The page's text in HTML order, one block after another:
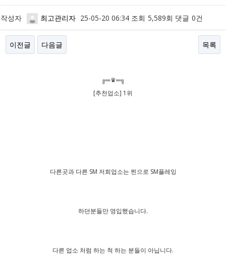
작성자 최고관리자 25-05-20 06:34 조회 5,589회 댓글 0건
이전글 다음글 목록
╔═♛═╗
[추천업소] 1위
다른곳과 다른 SM 저희업소는 찐으로 SM플레잉
하던분들만 영입했습니다.
다른 업소 처럼 하는 척 하는 분들이 아닙니다.